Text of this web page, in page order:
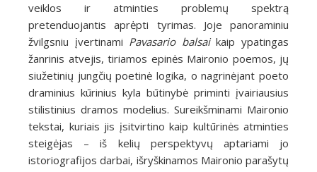
veiklos ir atminties problemų spektrą
pretenduojantis aprėpti tyrimas. Joje panoraminiu
žvilgsniu įvertinami Pavasario balsaikaip ypatingas
žanrinis atvejis, tiriamos epinės Maironio poemos, jų
siužetinių jungčių poetinė logika, o nagrinėjant poeto
draminius kūrinius kyla būtinybė priminti įvairiausius
stilistinius dramos modelius. Sureikšminami Maironio
tekstai, kuriais jis įsitvirtino kaip kultūrinės atminties
steigėjas – iš kelių perspektyvų aptariami jo
istoriografijos darbai, išryškinamos Maironio parašytų